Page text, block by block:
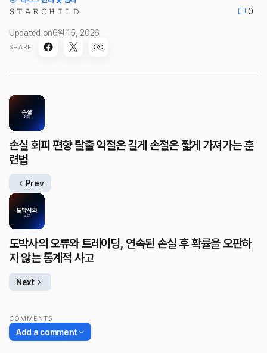
𝚂 𝚃 𝙰 𝚁 𝙲 𝙷 𝙸 𝙻 𝙳 0
Updated on6월 15, 2026
SHARE
손실 회피 편향 탈출 익절은 길게 손절은 짧게 가져가는 훈
련법
Prev
도박사의 오류와 트레이딩, 연속된 손실 후 확률을 오판하
지 않는 통계적 사고
Next
COMMENTS
Add a comment